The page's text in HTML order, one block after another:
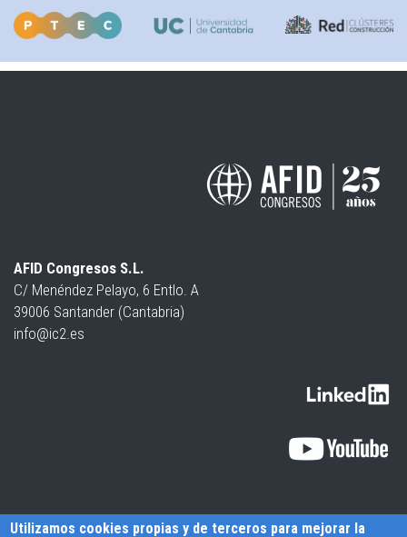
AFID Congresos S.L.
C/ Menéndez Pelayo, 6 Entlo. A
39006 Santander (Cantabria)
info@ic2.es
Utilizamos cookies propias y de terceros para mejorar la